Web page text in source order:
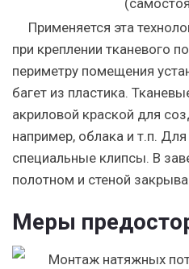
Применяется эта
при креплении тканевого
периметру помещения
багет из пластика.
акриловой краской для
например, облака и т.п.
специальные клипсы. В
полотном и стеной
Меры